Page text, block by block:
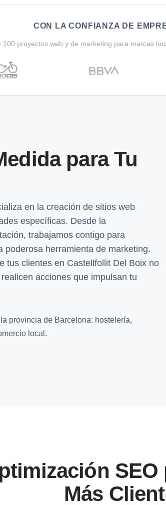
CON LA CONFIANZA DE
100 proyectos web y de marketing para marcas
para Tu
en la creación de sitios web
específicas. Desde la
trabajamos contigo para
poderosa herramienta de marketing.
tus clientes en Castellfollit Del Boix no
acciones que impulsan tu
provincia de Barcelona: hostelería,
local.
SEO
Más